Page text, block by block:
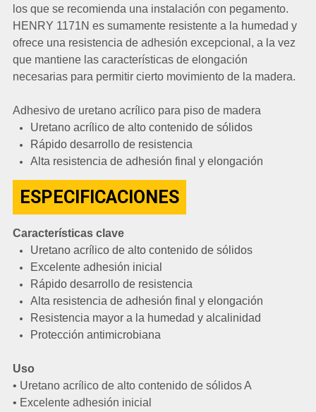
los que se recomienda una instalación con pegamento.
HENRY 1171N es sumamente resistente a la humedad y
ofrece una resistencia de adhesión excepcional, a la vez
que mantiene las características de elongación
necesarias para permitir cierto movimiento de la madera.
Adhesivo de uretano acrílico para piso de madera
Uretano acrílico de alto contenido de sólidos
Rápido desarrollo de resistencia
Alta resistencia de adhesión final y elongación
ESPECIFICACIONES
Características clave
Uretano acrílico de alto contenido de sólidos
Excelente adhesión inicial
Rápido desarrollo de resistencia
Alta resistencia de adhesión final y elongación
Resistencia mayor a la humedad y alcalinidad
Protección antimicrobiana
Uso
• Uretano acrílico de alto contenido de sólidos A
• Excelente adhesión inicial